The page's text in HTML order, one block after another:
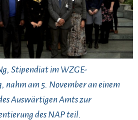
Stipendiat im WZGE-
nahm am 5. November an einem
Auswärtigen Amts zur
des NAP teil.